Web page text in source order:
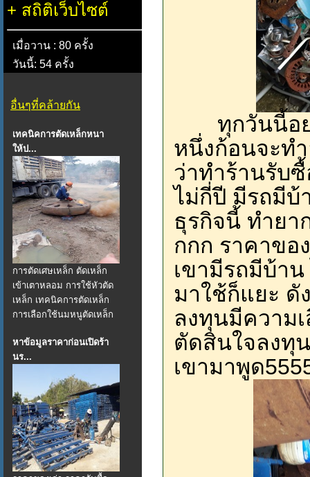
+ สถิติเว็บไซต์
เมื่อวาน : 80 ครั้ง
วันนี้: 54 ครั้ง
อื่นๆที่คล้ายกัน
เทคนิคการตัดเหล็กหนา
ให้ป...
การตัดเศษเหล็ก ตัดเหล็ก
เข้าเตาหลอม การใช้หัวตัด
เหล็ก เทคนิคการตัดเหล็ก
การเลือกใช้นมหนูตัดเหล็ก
หาข้อมูลราคาก่อนเปิดร้า
นร...
ทุกวันนี้อย่า
หนึ่งก้อนจะท
ว่าทำร้านรับ
ไม่กี่ปี มีรถมี
ธุรกิจนี้ ทำยา
กกก ราคาขอ
เขามีรถมีบ้า
มาใช้ก็แยะ ดั
ลงทุนมีความ
ตัดสินใจลงทุ
เขามาพูด